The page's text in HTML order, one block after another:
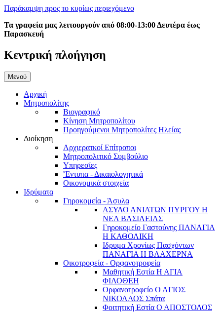
Παράκαμψη προς το κυρίως περιεχόμενο
Τα γραφεία μας λειτουργούν από 08:00-13:00 Δευτέρα έως
Παρασκευή
Κεντρική πλοήγηση
Μενού
Αρχική
Μητροπολίτης
Βιογραφικό
Κίνηση Μητροπολίτου
Προηγούμενοι Μητροπολίτες Ηλείας
Διοίκηση
Αρχιερατκοί Επίτροποι
Μητροπολιτικό Συμβούλιο
Υπηρεσίες
'Έντυπα - Δικαιολογητικά
Οικονομικά στοιχεία
Ιδρύματα
Γηροκομεία - Άσυλα
ΑΣΥΛΟ ΑΝΙΑΤΩΝ ΠΥΡΓΟΥ Η
ΝΕΑ ΒΑΣΙΛΕΙΑΣ
Γηροκομείο Γαστούνης ΠΑΝΑΓΙΑ
Η ΚΑΘΟΛΙΚΗ
Ιδρυμα Χρονίως Πασχόντων
ΠΑΝΑΓΙΑ Η ΒΛΑΧΕΡΝΑ
Οικοτροφεία - Ορφανοτροφεία
Μαθητική Εστία Η ΑΓΙΑ
ΦΙΛΟΘΕΗ
Ορφανοτροφείο Ο ΑΓΙΟΣ
ΝΙΚΟΛΑΟΣ Σπάτα
Φοιτητική Εστία Ο ΑΠΟΣΤΟΛΟΣ